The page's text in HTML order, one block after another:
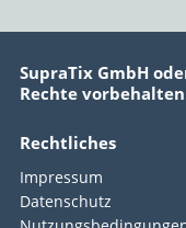
SupraTix GmbH
Rechte
Rechtliches
Impressum
Datenschutz